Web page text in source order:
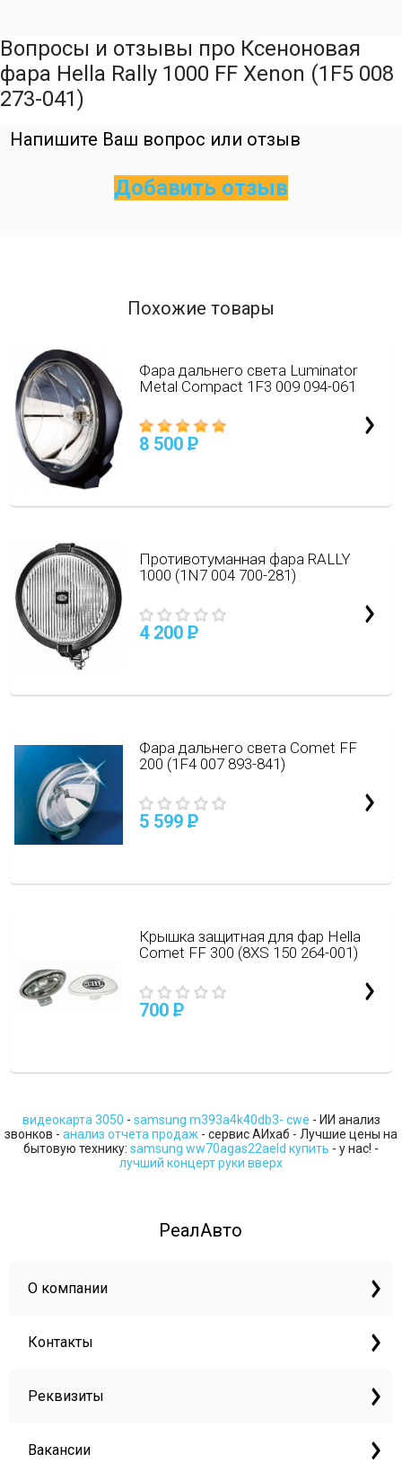
Вопросы и отзывы про Ксеноновая
фара Hella Rally 1000 FF Xenon (1F5 008
273-041)
Напишите Ваш вопрос или отзыв
Добавить отзыв
Похожие товары
Фара дальнего света Luminator
Metal Compact 1F3 009 094-061
8 500 P
Противотуманная фара RALLY
1000 (1N7 004 700-281)
4 200 P
Фара дальнего света Comet FF
200 (1F4 007 893-841)
5 599 P
Крышка защитная для фар Hella
Comet FF 300 (8XS 150 264-001)
700 P
видеокарта 3050 - samsung m393a4k40db3- cwe - ИИ анализ
звонков - анализ отчета продаж - сервис АИхаб - Лучшие цены на
бытовую технику: samsung ww70agas22aeld купить - у нас! -
лучший концерт руки вверх
РеалАвто
О компании
Контакты
Реквизиты
Вакансии